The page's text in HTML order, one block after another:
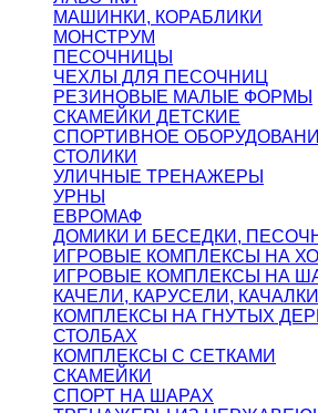
МАШИНКИ, КОРАБЛИКИ
МОНСТРУМ
ПЕСОЧНИЦЫ
ЧЕХЛЫ ДЛЯ ПЕСОЧНИЦ
РЕЗИНОВЫЕ МАЛЫЕ ФОРМЫ
СКАМЕЙКИ ДЕТСКИЕ
СПОРТИВНОЕ
СТОЛИКИ
УЛИЧНЫЕ ТРЕНАЖЕРЫ
УРНЫ
ЕВРОМАФ
ДОМИКИ И БЕСЕДКИ,
ИГРОВЫЕ КОМПЛЕКСЫ НА
ИГРОВЫЕ КОМПЛЕКСЫ НА
КАЧЕЛИ, КАРУСЕЛИ, КАЧАЛКИ
КОМПЛЕКСЫ НА ГНУТЫХ
СТОЛБАХ
КОМПЛЕКСЫ С СЕТКАМИ
СКАМЕЙКИ
СПОРТ НА ШАРАХ